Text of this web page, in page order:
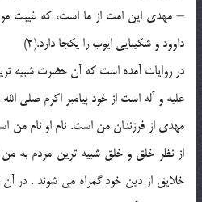
– مهدي اين امت از ما است، که غيبت
داوود و شکيبايي ايوب را يکجا دارد.(2)
در روايات آمده است که آن حضرت شبيه
عليه و آله است از خود پيامبر اکرم صلي
مهدي از فرزندان من است. نام او نام
از نظر خلق و خلق شبيه ترين مردم به
خلايق از دين خود گمراه مي شوند . در